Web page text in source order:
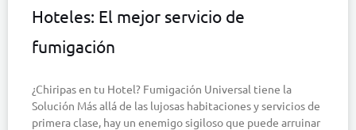
Hoteles: El mejor servicio de
fumigación
¿Chiripas en tu Hotel? Fumigación Universal tiene la
Solución Más allá de las lujosas habitaciones y servicios de
primera clase, hay un enemigo sigiloso que puede arruinar